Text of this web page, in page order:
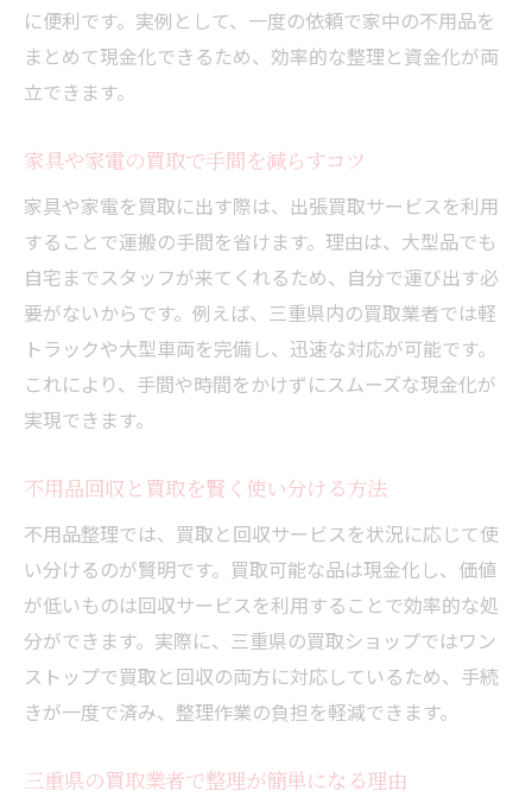
に便利です。実例として、一度の依頼で家中の不用品を
まとめて現金化できるため、効率的な整理と資金化が両
立できます。
家具や家電の買取で手間を減らすコツ
家具や家電を買取に出す際は、出張買取サービスを利用
することで運搬の手間を省けます。理由は、大型品でも
自宅までスタッフが来てくれるため、自分で運び出す必
要がないからです。例えば、三重県内の買取業者では軽
トラックや大型車両を完備し、迅速な対応が可能です。
これにより、手間や時間をかけずにスムーズな現金化が
実現できます。
不用品回収と買取を賢く使い分ける方法
不用品整理では、買取と回収サービスを状況に応じて使
い分けるのが賢明です。買取可能な品は現金化し、価値
が低いものは回収サービスを利用することで効率的な処
分ができます。実際に、三重県の買取ショップではワン
ストップで買取と回収の両方に対応しているため、手続
きが一度で済み、整理作業の負担を軽減できます。
三重県の買取業者で整理が簡単になる理由